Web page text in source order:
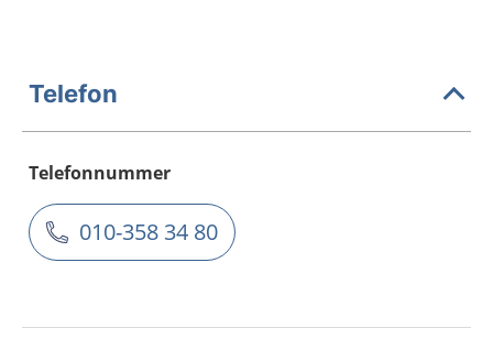
Telefon
Telefonnummer
010-358 34 80